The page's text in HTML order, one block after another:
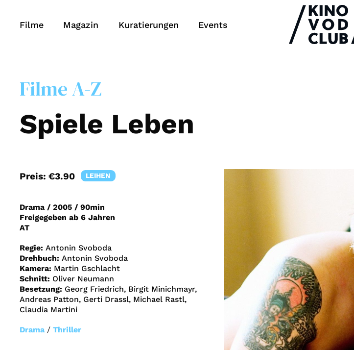
So geht’s
Filmpakete
Gutscheine
& Filmpässe
Account
Suche
Filme Magazin Kuratierungen Events
Filme A-Z
Spiele Leben
Preis: €3.90 LEIHEN
Drama / 2005 / 90min
Freigegeben ab 6 Jahren
AT
Regie: Antonin Svoboda
Drehbuch: Antonin Svoboda
Kamera: Martin Gschlacht
Schnitt: Oliver Neumann
Besetzung: Georg Friedrich, Birgit Minichmayr,
Andreas Patton, Gerti Drassl, Michael Rastl,
Claudia Martini
Drama / Thriller